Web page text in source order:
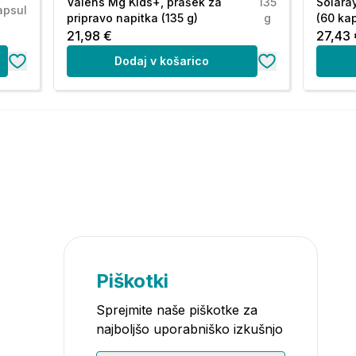
pripravo napitka (135 g)
g
21,98 €
Dodaj v košarico
(60
27,43
Piškotki
Sprejmite naše piškotke za
najboljšo uporabniško izkušnjo